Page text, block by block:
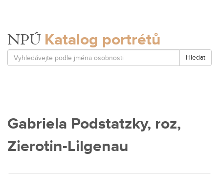
NPÚ Katalog portrétů
Hledat
Gabriela Podstatzky, roz,
Zierotin-Lilgenau